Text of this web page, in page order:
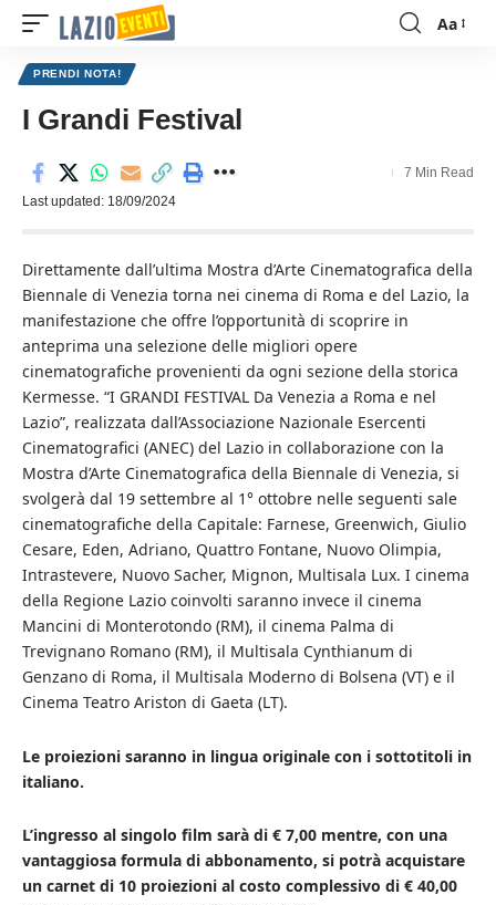
Font
Aa
PRENDI NOTA!
I Grandi Festival
Last updated: 18/09/2024
7 Min Read
Direttamente dall’ultima Mostra d’Arte Cinematografica della
Biennale di Venezia torna nei cinema di Roma e del Lazio, la
manifestazione che offre l’opportunità di scoprire in
anteprima una selezione delle migliori opere
cinematografiche provenienti da ogni sezione della storica
Kermesse. “I GRANDI FESTIVAL Da Venezia a Roma e nel
Lazio”, realizzata dall’Associazione Nazionale Esercenti
Cinematografici (ANEC) del Lazio in collaborazione con la
Mostra d’Arte Cinematografica della Biennale di Venezia, si
svolgerà dal 19 settembre al 1° ottobre nelle seguenti sale
cinematografiche della Capitale: Farnese, Greenwich, Giulio
Cesare, Eden, Adriano, Quattro Fontane, Nuovo Olimpia,
Intrastevere, Nuovo Sacher, Mignon, Multisala Lux. I cinema
della Regione Lazio coinvolti saranno invece il cinema
Mancini di Monterotondo (RM), il cinema Palma di
Trevignano Romano (RM), il Multisala Cynthianum di
Genzano di Roma, il Multisala Moderno di Bolsena (VT) e il
Cinema Teatro Ariston di Gaeta (LT).
Le proiezioni saranno in lingua originale con i sottotitoli in
italiano.
L’ingresso al singolo film sarà di € 7,00 mentre, con una
vantaggiosa formula di abbonamento, si potrà acquistare
un carnet di 10 proiezioni al costo complessivo di € 40,00